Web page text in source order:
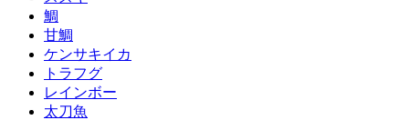
鯛
甘鯛
ケンサキイカ
トラフグ
レインボー
太刀魚